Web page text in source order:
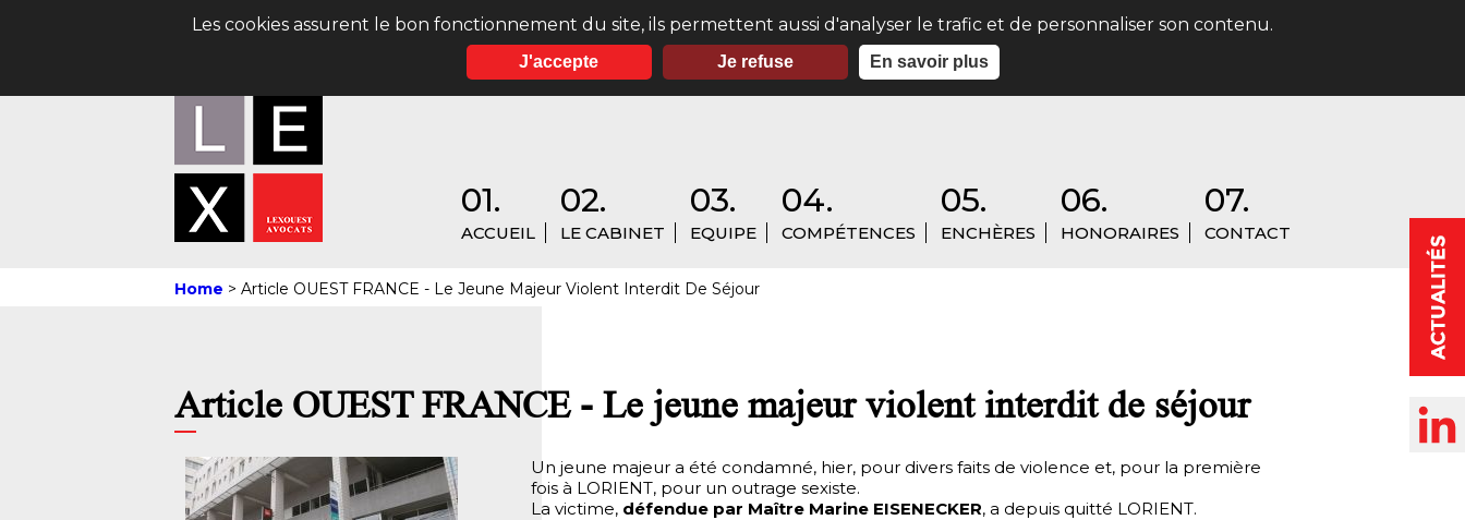
Les cookies assurent le bon fonctionnement du site, ils permettent aussi d'analyser le trafic et de personnaliser son contenu.
J'accepte Je refuse En savoir plus
01.
ACCUEIL
02.
LE CABINET
03.
EQUIPE
04.
COMPÉTENCES
05.
ENCHÈRES
06.
HONORAIRES
07.
CONTACT
Home > Article OUEST FRANCE - Le Jeune Majeur Violent Interdit De Séjour
Article OUEST FRANCE - Le jeune majeur violent interdit de séjour
Un jeune majeur a été condamné, hier, pour divers faits de violence et, pour la première
fois à LORIENT, pour un outrage sexiste.
La victime, défendue par Maître Marine EISENECKER, a depuis quitté LORIENT.